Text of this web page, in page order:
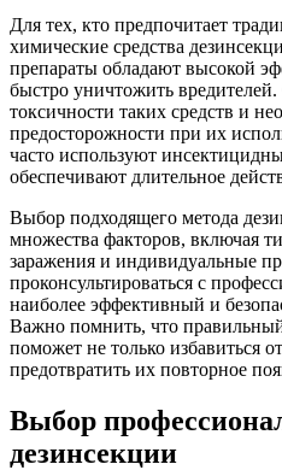
Для тех, кто предпочитает
химические средства
препараты обладают высокой
быстро уничтожить
токсичности таких средств и
предосторожности при их
часто используют
обеспечивают длительное
Выбор подходящего метода
множества факторов, включая
заражения и индивидуальные
проконсультироваться с
наиболее эффективный и
Важно помнить, что
поможет не только избавиться
предотвратить их повторное
Выбор
дезинсекции